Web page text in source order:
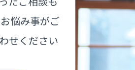
悩み事がご
せください